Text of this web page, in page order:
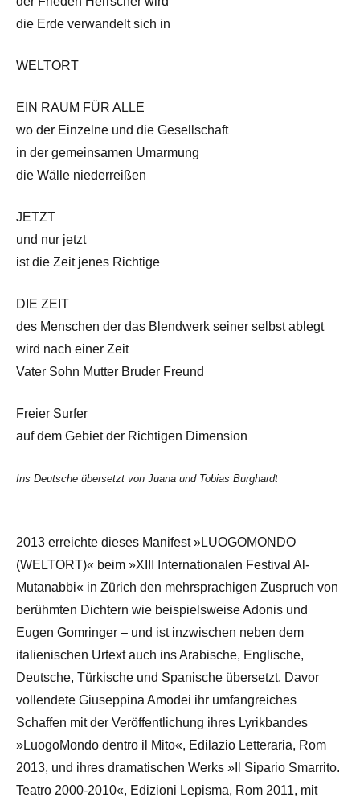
die Erde verwandelt sich in
WELTORT
EIN RAUM FÜR ALLE
wo der Einzelne und die Gesellschaft
in der gemeinsamen Umarmung
die Wälle niederreißen
JETZT
und nur jetzt
ist die Zeit jenes Richtige
DIE ZEIT
des Menschen der das Blendwerk seiner selbst ablegt
wird nach einer Zeit
Vater Sohn Mutter Bruder Freund
Freier Surfer
auf dem Gebiet der Richtigen Dimension
Ins Deutsche übersetzt von Juana und Tobias Burghardt
2013 erreichte dieses Manifest »LUOGOMONDO
(WELTORT)« beim »XIII Internationalen Festival Al-
Mutanabbi« in Zürich den mehrsprachigen Zuspruch von
berühmten Dichtern wie beispielsweise Adonis und
Eugen Gomringer – und ist inzwischen neben dem
italienischen Urtext auch ins Arabische, Englische,
Deutsche, Türkische und Spanische übersetzt. Davor
vollendete Giuseppina Amodei ihr umfangreiches
Schaffen mit der Veröffentlichung ihres Lyrikbandes
»LuogoMondo dentro il Mito«, Edilazio Letteraria, Rom
2013, und ihres dramatischen Werks »Il Sipario Smarrito.
Teatro 2000-2010«, Edizioni Lepisma, Rom 2011, mit